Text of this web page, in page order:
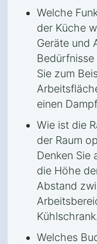
Welche
der Küche
Geräte und
Sie zum
einen
Wie ist die
der Raum
Denken Sie
die Höhe
Abstand
Kühlschrank.
Welches